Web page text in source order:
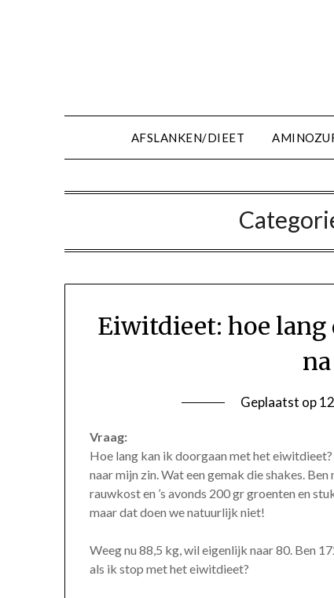
AFSLANKEN/DIEET
Eiwitdieet: hoe lang
Geplaatst op
Vraag:
Hoe lang kan ik doorgaan met het
naar mijn zin. Wat een gemak die shakes.
rauwkost en ’s avonds 200 gr groenten en
maar dat doen we natuurlijk niet!
Weeg nu 88,5 kg, wil eigenlijk naar 80. Ben
als ik stop met het eiwitdieet?